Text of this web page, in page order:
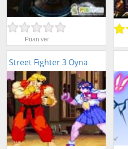
Puan ver
Street Fighter 3 Oyna